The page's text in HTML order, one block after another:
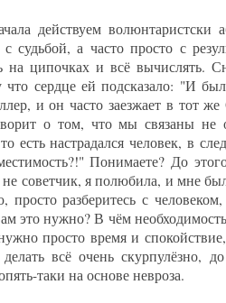
действуем волюнтаристски
судьбой, а часто просто с
на ципочках и всё вычислять.
что сердце ей подсказало: "И
и он часто заезжает в тот
о том, что мы связаны не
есть настрадался человек, в
Понимаете? До
советчик, я полюбила, и мне
просто разберитесь с
это нужно? В чём
просто время и
всё очень скурпулёзно,
таки на основе невроза.